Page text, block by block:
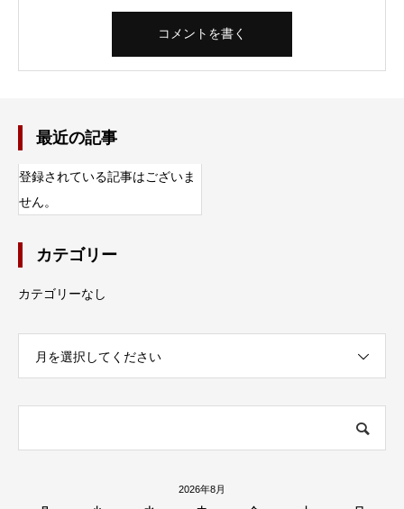
最近の記事
登録されている記事はございま
せん。
カテゴリー
カテゴリーなし
月を選択してください
2026年8月